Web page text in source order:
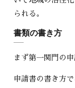
られる。
書類の書き方
まず第一関門の申
申請書の書き方